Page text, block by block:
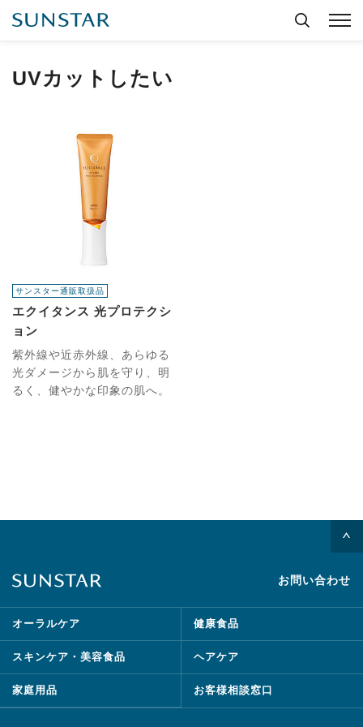
UVカットしたい
サンスター通販取扱品
エクイタンス 光プロテクシ
ョン
紫外線や近赤外線、あらゆる
光ダメージから肌を守り、明
るく、健やかな印象の肌へ。
お問い合わせ
オーラルケア 健康食品
スキンケア・美容食品 ヘアケア
家庭用品 お客様相談窓口